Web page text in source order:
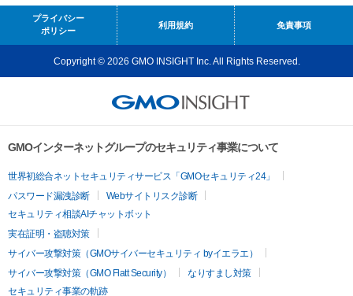
プライバシー
ポリシー
利用規約 免責事項
Copyright © 2026 GMO INSIGHT Inc. All Rights Reserved.
GMOインターネットグループのセキュリティ事業について
世界初総合ネットセキュリティサービス「GMOセキュリティ24」
パスワード漏洩診断
Webサイトリスク診断
セキュリティ相談AIチャットボット
実在証明・盗聴対策
サイバー攻撃対策（GMOサイバーセキュリティ byイエラエ）
サイバー攻撃対策（GMO Flatt Security）
なりすまし対策
セキュリティ事業の軌跡